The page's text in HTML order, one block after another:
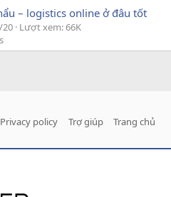
– logistics online ở đâu tốt
Lượt xem: 66K
Privacy policy Trợ giúp Trang chủ